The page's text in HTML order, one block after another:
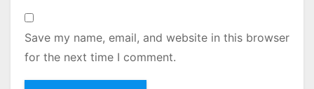
Save my name, email, and website in this browser
for the next time I comment.